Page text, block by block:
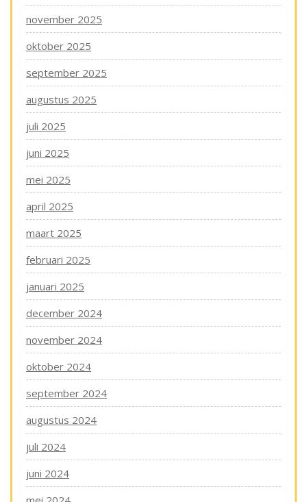
november 2025
oktober 2025
september 2025
augustus 2025
juli 2025
juni 2025
mei 2025
april 2025
maart 2025
februari 2025
januari 2025
december 2024
november 2024
oktober 2024
september 2024
augustus 2024
juli 2024
juni 2024